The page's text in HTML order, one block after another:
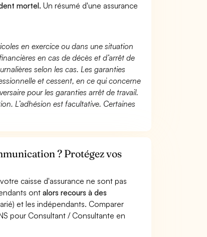
mortel. Un résumé d'une assurance
en exercice ou dans une situation
en cas de décès et d’arrêt de
selon les cas. Les garanties
et cessent, en ce qui concerne
pour les garanties arrêt de travail.
L’adhésion est facultative. Certaines
? Protégez vos
caisse d'assurance ne sont pas
ontalors recours à des
et les indépendants. Comparer
pour Consultant / Consultante en